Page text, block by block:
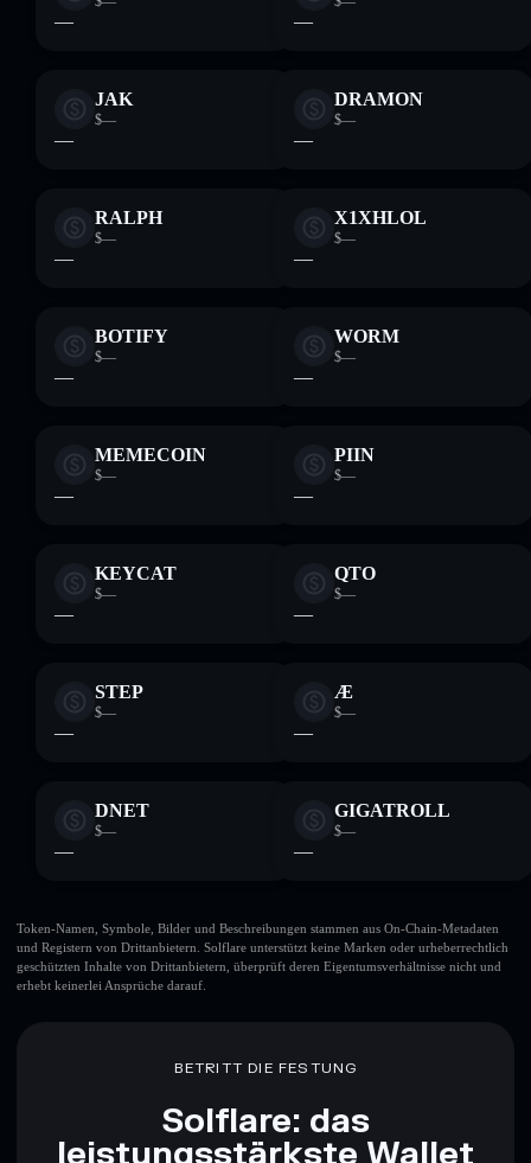
— —
JAK
$—
—
DRAMON
$—
—
RALPH
$—
—
X1XHLOL
$—
—
BOTIFY
$—
—
WORM
$—
—
MEMECOIN
$—
—
PIIN
$—
—
KEYCAT
$—
—
QTO
$—
—
STEP
$—
—
Æ
$—
—
DNET
$—
—
GIGATROLL
$—
—
Token-Namen, Symbole, Bilder und Beschreibungen stammen aus On-Chain-Metadaten
und Registern von Drittanbietern. Solflare unterstützt keine Marken oder urheberrechtlich
geschützten Inhalte von Drittanbietern, überprüft deren Eigentumsverhältnisse nicht und
erhebt keinerlei Ansprüche darauf.
BETRITT DIE FESTUNG
Solflare: das